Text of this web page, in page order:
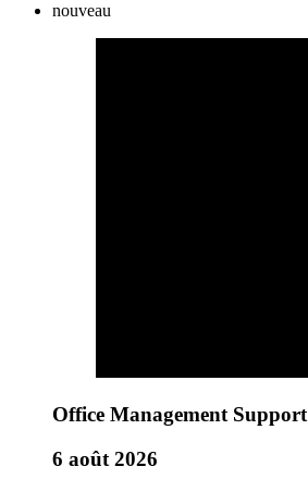
nouveau
Office Management Support
6 août 2026